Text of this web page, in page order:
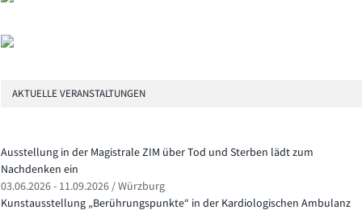
AKTUELLE VERANSTALTUNGEN
Ausstellung in der Magistrale ZIM über Tod und Sterben lädt zum
Nachdenken ein
03.06.2026 - 11.09.2026 / Würzburg
Kunstausstellung „Berührungspunkte“ in der Kardiologischen Ambulanz